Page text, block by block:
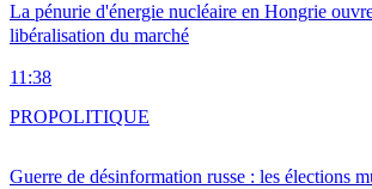
La pénurie d'énergie nucléaire en Hongrie
libéralisation du marché
11:38
Guerre de désinformation russe : les élections
PROPOLITIQUE